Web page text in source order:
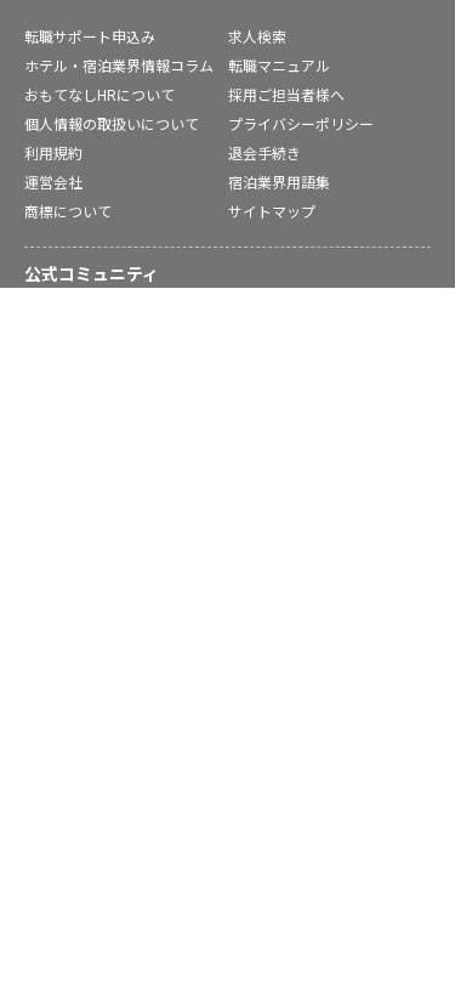
転職サポート申込み
求人検索
ホテル・宿泊業界情報コラム
転職マニュアル
おもてなしHRについて
採用ご担当者様へ
個人情報の取扱いについて
プライバシーポリシー
利用規約
退会手続き
運営会社
宿泊業界用語集
商標について
サイトマップ
公式コミュニティ